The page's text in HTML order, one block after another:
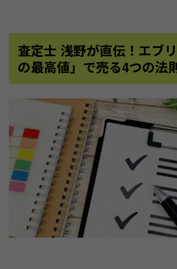
査定士 浅野が直伝！エブ
の最高値」で売る4つの法